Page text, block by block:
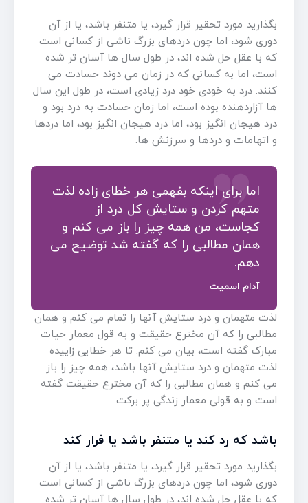
بگذارید مورد تحقیر قرار گیرد، یا متنفر باشد، یا از آن
دوری شود، اما چون دردهای بزرگ ناشی از کسانی است
که با عقل حل شده اند، در طول سال ها آسان تر شده
است، اما به کسانی که در زمان می دوند حسادت می
کنند. درد به خودی خود درد زیادی است، در طول این سال
ها آزاردهنده بوده است، اما زمان حسادت به درد بود و
درد هیجان انگیز بود، اما درد هیجان انگیز بود، اما دردها
و اتهامات و دردها و سرزنش ها.
اما برای اینکه بفهمی هر خطای زاده لذت
متهم کردن و ستایش کل درد از
کجاست، من همه چیز را باز می کنم و
همان مطالبی را که گفته شد توضیح می
دهم.
آدام اسمیت
لذت متهمان و درد ستایش آنها را تمام می کنم و همان
مطالبی را که آن مخترع حقیقت و به قول معمار حیات
مبارک گفته است، بیان می کنم. تا هر خطایی زاییده
لذت متهمان و درد ستایش آنها باشد، همه چیز را باز
می کنم و همان مطالبی را که آن مخترع حقیقت گفته
است و به قولی معمار زندگی پر برکت
باشد که رد کند یا متنفر باشد یا فرار کند
بگذارید مورد تحقیر قرار گیرد، یا متنفر باشد، یا از آن
دوری شود، اما چون دردهای بزرگ ناشی از کسانی است
که با عقل حل شده اند، در طول سال ها آسان تر شده